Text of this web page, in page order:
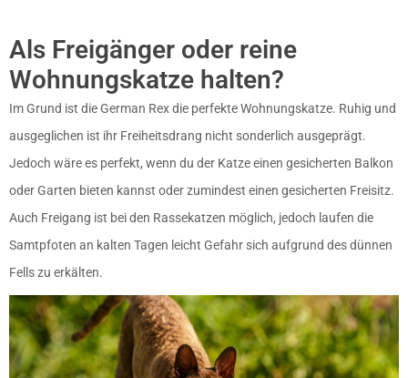
Als Freigänger oder reine
Wohnungskatze halten?
Im Grund ist die German Rex die perfekte Wohnungskatze. Ruhig und
ausgeglichen ist ihr Freiheitsdrang nicht sonderlich ausgeprägt.
Jedoch wäre es perfekt, wenn du der Katze einen gesicherten Balkon
oder Garten bieten kannst oder zumindest einen gesicherten Freisitz.
Auch Freigang ist bei den Rassekatzen möglich, jedoch laufen die
Samtpfoten an kalten Tagen leicht Gefahr sich aufgrund des dünnen
Fells zu erkälten.